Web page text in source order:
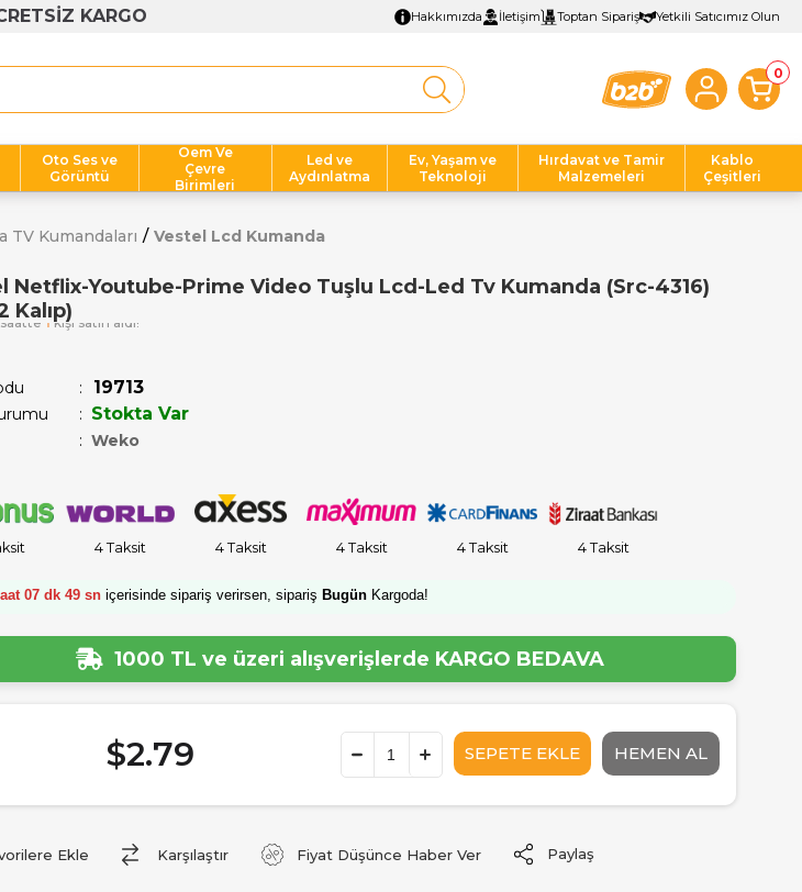
KARGO Hakkımızda İletişim Toptan Sipariş Yetkili Satıcımız Olun
0
Oto Ses ve
Görüntü
Oem Ve
Çevre
Birimleri
Led ve
Aydınlatma
Ev, Yaşam ve
Teknoloji
Hırdavat ve Tamir
Malzemeleri
Kablo
Çeşitleri
TV Kumandaları Vestel Lcd Kumanda
Netflix-Youtube-Prime Video Tuşlu Lcd-Led Tv Kumanda (Src-4316)
Kalıp)
kişi satın aldı!
19713
: Stokta Var
: Weko
4 Taksit 4 Taksit 4 Taksit 4 Taksit 4 Taksit
07 dk 48 sn içerisinde sipariş verirsen, sipariş Bugün Kargoda!
1000 TL ve üzeri alışverişlerde KARGO BEDAVA
$2.79
Ekle Karşılaştır Fiyat Düşünce Haber Ver Paylaş